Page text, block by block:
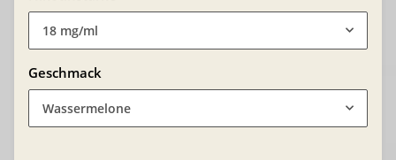
18 mg/ml
Geschmack
Wassermelone